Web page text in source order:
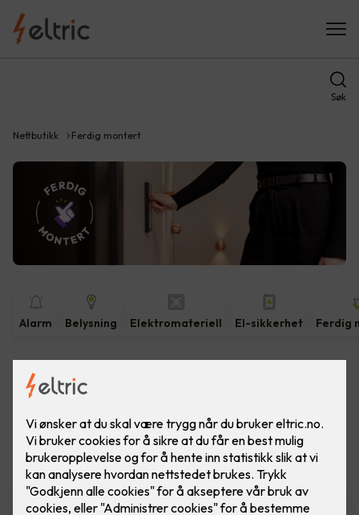
Søk
Nettbutikk Ferdig montert
Alarm Belysning Elektromateriell El-sikkerhet Ferdig
Vis flerefiltre
Zaptec Go